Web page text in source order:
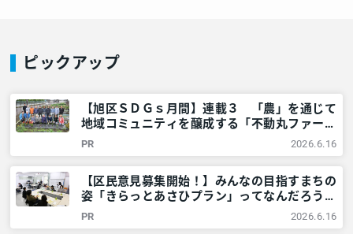
ピックアップ
【旭区ＳＤＧｓ月間】連載３ 「農」を通じて
地域コミュニティを醸成する「不動丸ファー
ム」を取材！ – 神奈川・東京多摩のご近所情
報 – レアリア
PR 2026.6.16
【区民意見募集開始！】みんなの目指すまちの
姿「きらっとあさひプラン」ってなんだろう？
@横浜市旭区 – 神奈川・東京多摩のご近所情
報 – レアリア
PR 2026.6.16